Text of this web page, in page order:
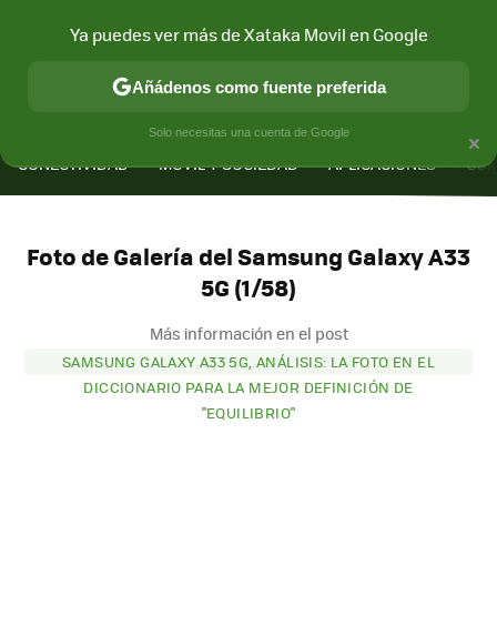
CONECTIVIDAD MÓVIL Y SOCIEDAD APLICACIONES
Foto de Galería del Samsung Galaxy A33
5G (1/58)
Más información en el post
SAMSUNG GALAXY A33 5G, ANÁLISIS: LA FOTO EN EL
DICCIONARIO PARA LA MEJOR DEFINICIÓN DE
"EQUILIBRIO"
×
Ya puedes ver más de Xataka Movil en Google
Añádenos como fuente preferida
Solo necesitas una cuenta de Google